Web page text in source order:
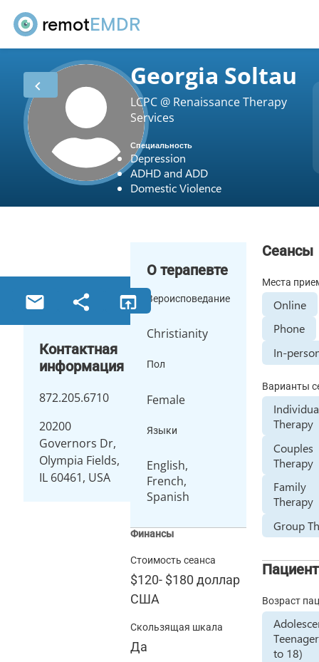
remotEMDR
Georgia Soltau
LCPC @ Renaissance Therapy
Services
Специальность
Depression
ADHD and ADD
Domestic Violence
Контактная
информация
872.205.6710
20200
Governors Dr,
Olympia Fields,
IL 60461, USA
О терапевте
Вероисповедание
Christianity
Пол
Female
Языки
English,
French,
Spanish
Финансы
Стоимость сеанса
$120- $180доллар
США
Скользящая шкала
Да
Сеансы
Места
Online
Phone
In-
Варианты
Therapy
Couples
Therapy
Family
Therapy
Group
Возраст
to 18)